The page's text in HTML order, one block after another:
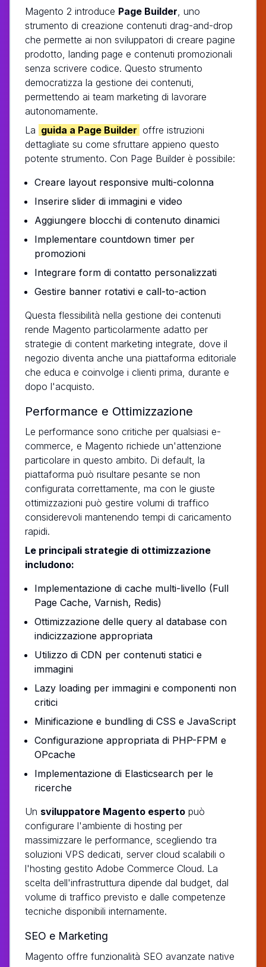
Magento 2 introduce Page Builder , uno
strumento di creazione contenuti drag-and-drop
che permette ai non sviluppatori di creare pagine
prodotto, landing page e contenuti promozionali
senza scrivere codice. Questo strumento
democratizza la gestione dei contenuti,
permettendo ai team marketing di lavorare
autonomamente.
La guida a Page Builder offre istruzioni
dettagliate su come sfruttare appieno questo
potente strumento. Con Page Builder è possibile:
Creare layout responsive multi-colonna
Inserire slider di immagini e video
Aggiungere blocchi di contenuto dinamici
Implementare countdown timer per
promozioni
Integrare form di contatto personalizzati
Gestire banner rotativi e call-to-action
Questa flessibilità nella gestione dei contenuti
rende Magento particolarmente adatto per
strategie di content marketing integrate, dove il
negozio diventa anche una piattaforma editoriale
che educa e coinvolge i clienti prima, durante e
dopo l'acquisto.
Performance e Ottimizzazione
Le performance sono critiche per qualsiasi e-
commerce, e Magento richiede un'attenzione
particolare in questo ambito. Di default, la
piattaforma può risultare pesante se non
configurata correttamente, ma con le giuste
ottimizzazioni può gestire volumi di traffico
considerevoli mantenendo tempi di caricamento
rapidi.
Le principali strategie di ottimizzazione
includono:
Implementazione di cache multi-livello (Full
Page Cache, Varnish, Redis)
Ottimizzazione delle query al database con
indicizzazione appropriata
Utilizzo di CDN per contenuti statici e
immagini
Lazy loading per immagini e componenti non
critici
Minificazione e bundling di CSS e JavaScript
Configurazione appropriata di PHP-FPM e
OPcache
Implementazione di Elasticsearch per le
ricerche
Un sviluppatore Magento esperto può
configurare l'ambiente di hosting per
massimizzare le performance, scegliendo tra
soluzioni VPS dedicati, server cloud scalabili o
l'hosting gestito Adobe Commerce Cloud. La
scelta dell'infrastruttura dipende dal budget, dal
volume di traffico previsto e dalle competenze
tecniche disponibili internamente.
SEO e Marketing
Magento offre funzionalità SEO avanzate native